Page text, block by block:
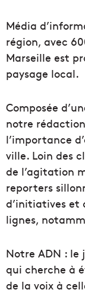
Média
région, avec
Marseille est
paysage local.
Composée
notre
l’importance
ville. Loin des
de l’agitation
reporters
d’initiatives et
lignes,
Notre ADN : le
qui cherche à
de la voix à